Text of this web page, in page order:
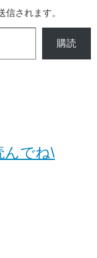
されます。
購読
んでね\